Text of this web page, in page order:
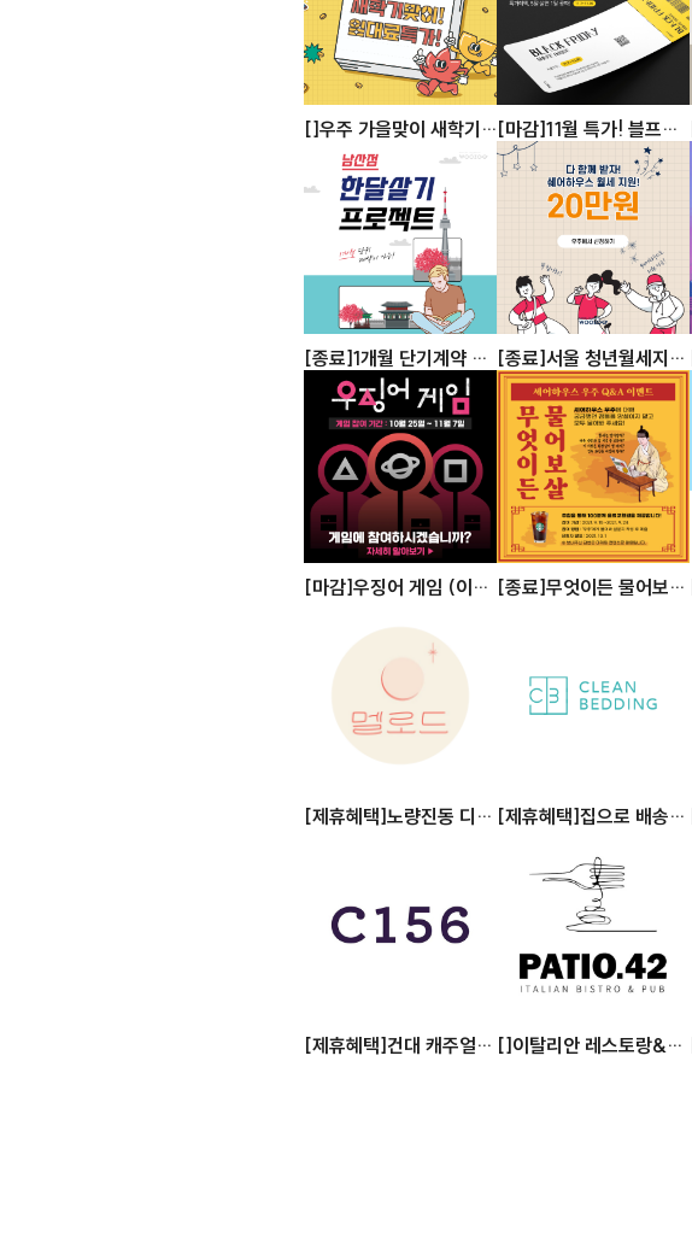
[]우주 가을맞이 새학기
임대료 할인 이벤트
[마감]11월 특가! 블프데
이!
[종료]1개월 단기계약 프
로모션
[종료]서울 청년월세지원
신청하세요
[마감]우징어 게임 (이러 [종료]무엇이든 물어보
[제휴혜택]노량진동 디저 [제휴혜택]집으로 배송받
[제휴혜택]건대 캐주얼
[]이탈리안 레스토랑&와